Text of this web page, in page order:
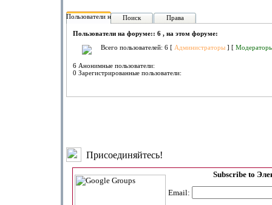
Пользователи на форуме:
Поиск Права
Пользователи на форуме:: 6 , на этом форуме:
Всего пользователей: 6 [ Администраторы ] [
6 Анонимные пользователи:
0 Зарегистрированные пользователи:
Присоединяйтесь!
Subscribe to
Email: